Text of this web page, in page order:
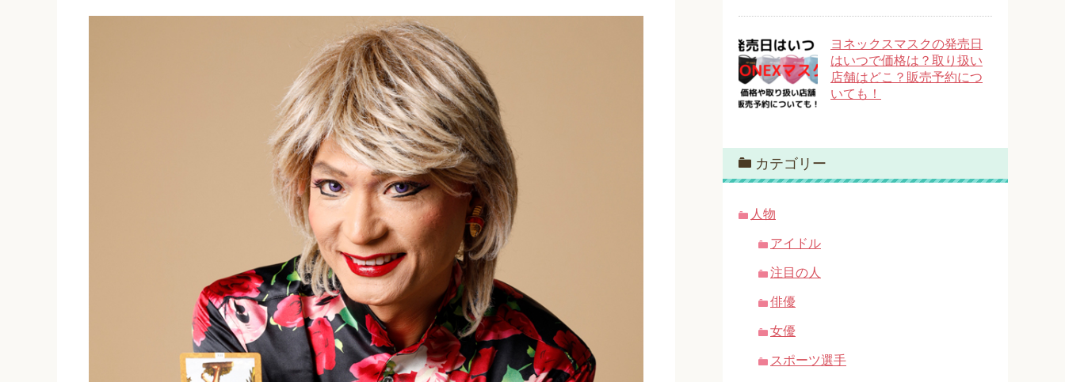
ヨネックスマスクの発売日
はいつで価格は？取り扱い
店舗はどこ？販売予約につ
いても！
カテゴリー
人物
アイドル
注目の人
俳優
女優
スポーツ選手